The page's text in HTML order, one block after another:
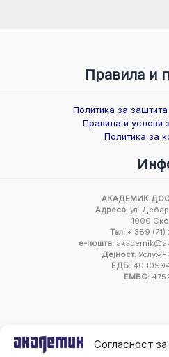
Согласност
Правила и
Политика за
Правила и услови
Политика за
АКАДЕМИК
Адреса:ул.
1000
Тел: + 389 (71)
е-пошта:
Дејност:
ЕДБ:
ЕМБС: